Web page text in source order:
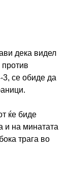
дека видел
3, се обиде да
ќе биде
и на минатата
трага во